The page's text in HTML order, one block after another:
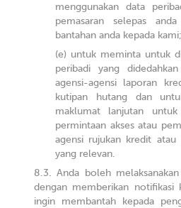
menggunakan data
pemasaran selepas
bantahan anda kepada
untuk meminta untuk
peribadi yang
agensi-agensi laporan
kutipan hutang dan
maklumat lanjutan
permintaan akses atau
agensi rujukan kredit atau
yang relevan.
Anda boleh
dengan memberikan notifikasi
ingin membantah kepada